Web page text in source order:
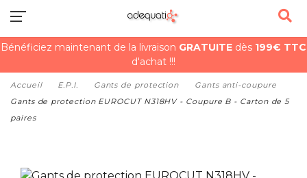
Bénéficiez maintenant de la livraison GRATUITE dès 199€ TTC
d'achat !!!
Accueil E.P.I. Gants de protection
Gants anti-coupure
Gants de protection EUROCUT N318HV - Coupure B - Carton de 5
paires